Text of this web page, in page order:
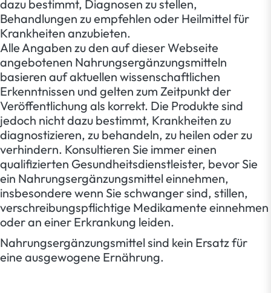
dazu bestimmt, Diagnosen zu stellen,
Behandlungen zu empfehlen oder Heilmittel für
Krankheiten anzubieten.
Alle Angaben zu den auf dieser Webseite
angebotenen Nahrungsergänzungsmitteln
basieren auf aktuellen wissenschaftlichen
Erkenntnissen und gelten zum Zeitpunkt der
Veröffentlichung als korrekt. Die Produkte sind
jedoch nicht dazu bestimmt, Krankheiten zu
diagnostizieren, zu behandeln, zu heilen oder zu
verhindern. Konsultieren Sie immer einen
qualifizierten Gesundheitsdienstleister, bevor Sie
ein Nahrungsergänzungsmittel einnehmen,
insbesondere wenn Sie schwanger sind, stillen,
verschreibungspflichtige Medikamente einnehmen
oder an einer Erkrankung leiden.
Nahrungsergänzungsmittel sind kein Ersatz für
eine ausgewogene Ernährung.